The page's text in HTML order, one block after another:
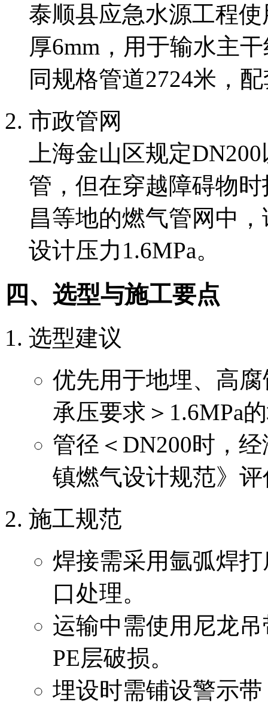
泰顺县应急水源工程使
厚6mm，用于输水主
同规格管道2724米，
市政管网
上海金山区规定
管，但在穿越障碍物
昌等地的燃气管网中
设计压力1.6MPa。
四、选型与施工要点
选型建议
优先用于地埋、高
承压要求＞1.6MPa
管径＜DN200时，
镇燃气设计规范》
施工规范
焊接需采用氩弧焊
口处理。
运输中需使用尼龙
PE层破损。
埋设时需铺设警示